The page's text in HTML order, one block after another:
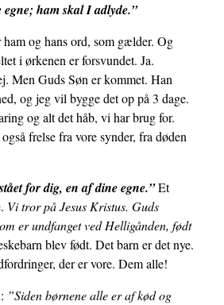
ham skal I adlyde.”
ham og hans ord, som gælder. Og
i ørkenen er forsvundet. Ja.
Men Guds Søn er kommet. Han
og jeg vil bygge det op på 3 dage.
og alt det håb, vi har brug for.
frelse fra vore synder, fra døden
for dig, en af dine egne.”Et
Vi tror på Jesus Kristus. Guds
er undfanget ved Helligånden, født
blev født. Det barn er det nye.
der er vore. Dem alle!
”Siden børnene alle er af kød og